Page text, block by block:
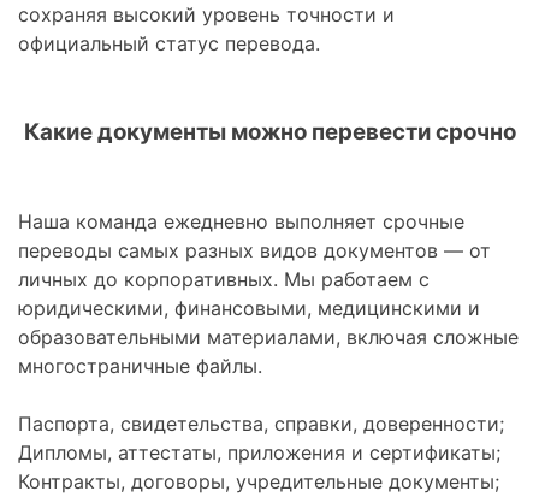
сохраняя высокий уровень точности и
официальный статус перевода.
Какие документы можно перевести срочно
Наша команда ежедневно выполняет срочные
переводы самых разных видов документов — от
личных до корпоративных. Мы работаем с
юридическими, финансовыми, медицинскими и
образовательными материалами, включая сложные
многостраничные файлы.
Паспорта, свидетельства, справки, доверенности;
Дипломы, аттестаты, приложения и сертификаты;
Контракты, договоры, учредительные документы;